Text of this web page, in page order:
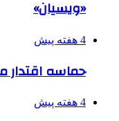
«ویسیان»
4 هفته پیش
حماسه اقتدار
4 هفته پیش